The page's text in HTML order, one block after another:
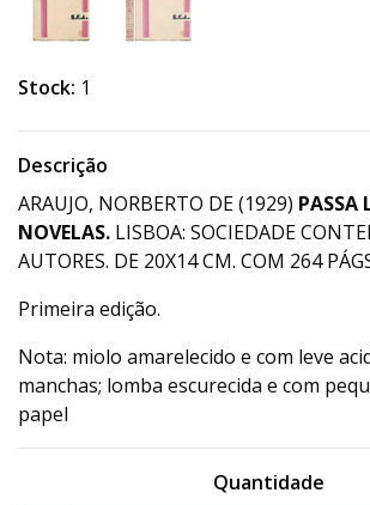
Stock: 1
Descrição
ARAUJO, NORBERTO DE (1929) PASSA
NOVELAS. LISBOA: SOCIEDADE
AUTORES. DE 20X14 CM. COM 264
Primeira edição.
Nota: miolo amarelecido e com leve
manchas; lomba escurecida e com
papel
Quantidade